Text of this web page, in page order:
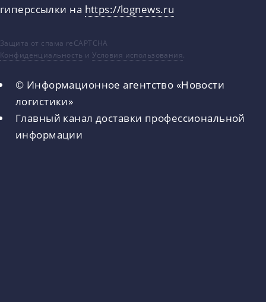
гиперссылки на https://lognews.ru
Защита от спама reCAPTCHA
Конфиденциальность иУсловия использования.
© Информационное агентство «Новости
логистики»
Главный канал доставки профессиональной
информации